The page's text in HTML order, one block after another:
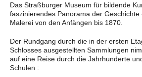
Das Straßburger Museum für bildende
faszinierendes Panorama der Geschichte
Malerei von den Anfängen bis 1870.
Der Rundgang durch die in der ersten
Schlosses ausgestellten Sammlungen
auf eine Reise durch die Jahrhunderte
Schulen :